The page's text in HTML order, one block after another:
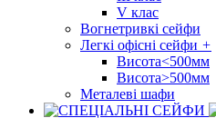
V клас
Вогнетривкі сейфи
Легкі офісні сейфи +
Висота<500мм
Висота>500мм
Металеві шафи